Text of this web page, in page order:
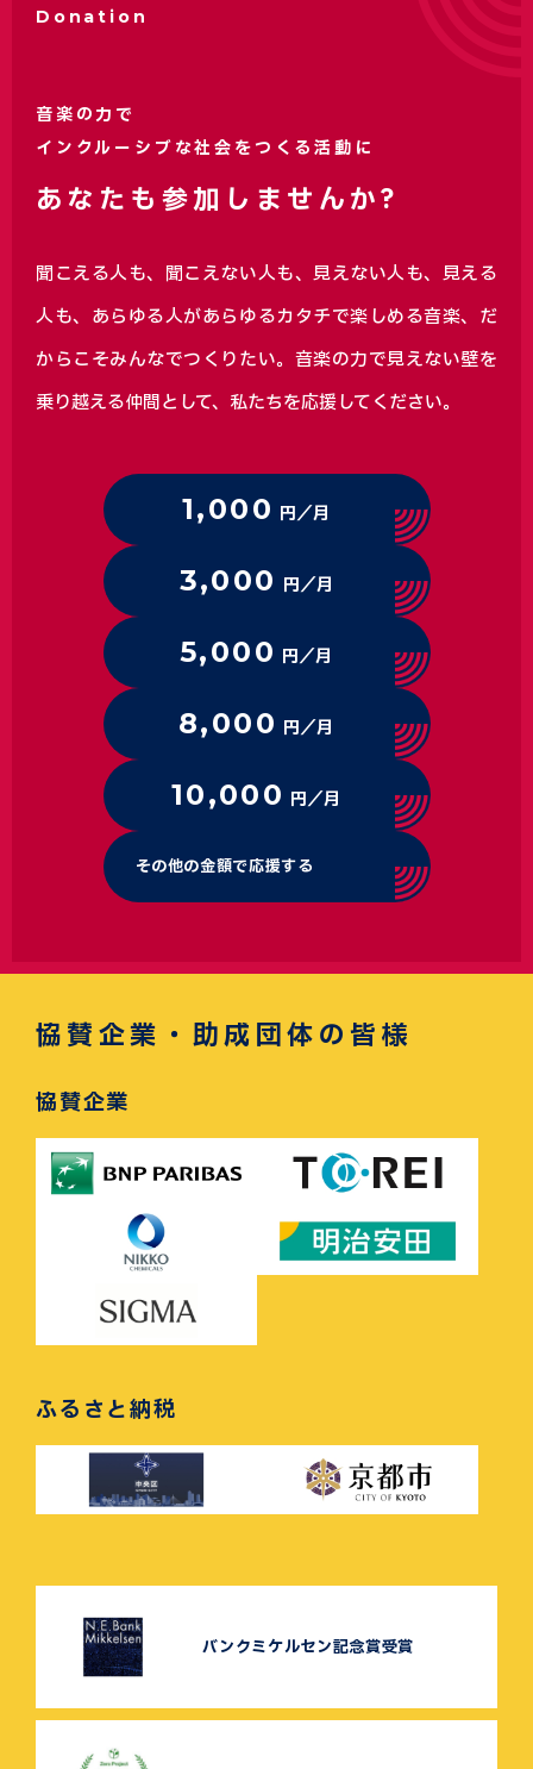
Donation
音楽の力で
インクルーシブな社会をつくる活動に
あなたも参加しませんか?
聞こえる人も、聞こえない人も、見えない人も、見える
人も、あらゆる人があらゆるカタチで楽しめる音楽、 だ
からこそみんなでつくりたい。音楽の力で見えない壁を
乗り越える仲間として、私たちを応援してください。
1,000 円／月
3,000 円／月
5,000 円／月
8,000 円／月
10,000 円／月
その他の金額で応援する
協賛企業・助成団体の皆様
協賛企業
ふるさと納税
バンクミケルセン記念賞受賞